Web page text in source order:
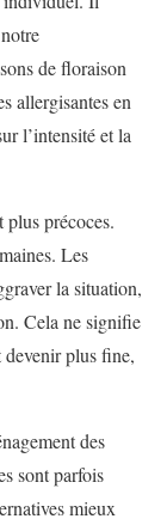
de floraison
allergisantes en
l’intensité et la
précoces.
Les
la situation,
Cela ne signifie
plus fine,
des
sont parfois
mieux